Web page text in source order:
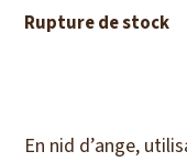
Rupture de stock
En nid d’ange,